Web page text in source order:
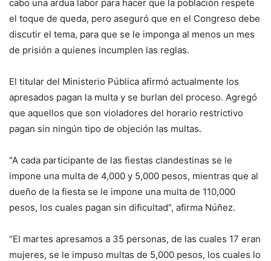
cabo una ardua labor para hacer que la población respete
el toque de queda, pero aseguró que en el Congreso debe
discutir el tema, para que se le imponga al menos un mes
de prisión a quienes incumplen las reglas.
El titular del Ministerio Pública afirmó actualmente los
apresados pagan la multa y se burlan del proceso. Agregó
que aquellos que son violadores del horario restrictivo
pagan sin ningún tipo de objeción las multas.
“A cada participante de las fiestas clandestinas se le
impone una multa de 4,000 y 5,000 pesos, mientras que al
dueño de la fiesta se le impone una multa de 110,000
pesos, los cuales pagan sin dificultad”, afirma Núñez.
“El martes apresamos a 35 personas, de las cuales 17 eran
mujeres, se le impuso multas de 5,000 pesos, los cuales lo